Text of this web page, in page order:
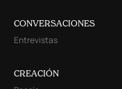
CONVERSACIONES
Entrevistas
CREACIÓN